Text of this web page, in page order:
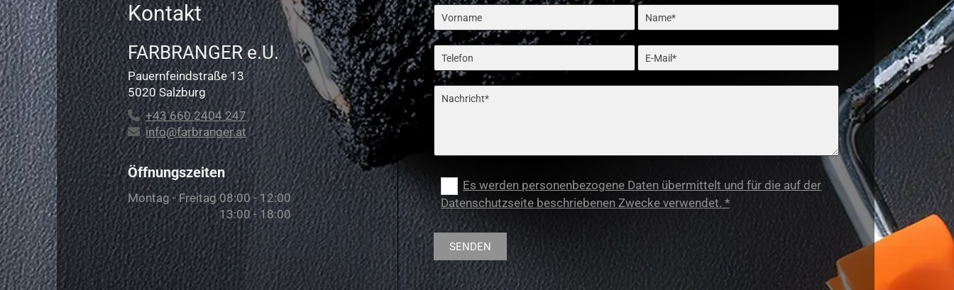
Kontakt
FARBRANGER e.U.
Pauernfeindstraße 13
5020 Salzburg
 +43 660 2404 247
 info@farbranger.at
Öffnungszeiten
Montag - Freitag 08:00 - 12:00
13:00 - 18:00
Es werden personenbezogene Daten übermittelt und für die auf der
Datenschutzseite beschriebenen Zwecke verwendet. *